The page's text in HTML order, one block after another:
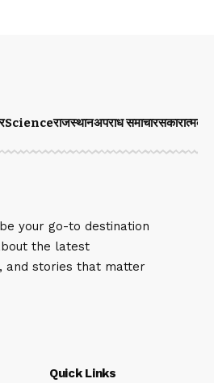
Scienceराजस्थानअपराध समाचारसकारात्मक
your go-to destination
the latest
and stories that matter
Quick Links